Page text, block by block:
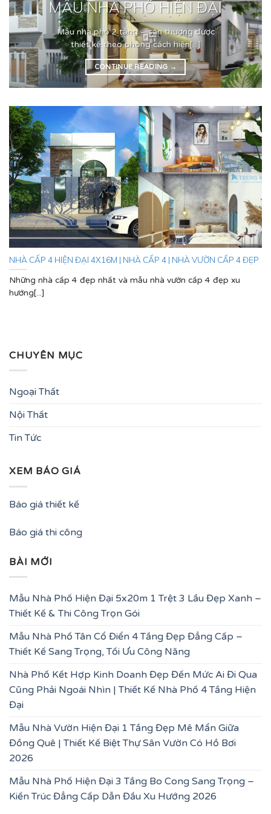
MẪU NHÀ PHỐ HIỆN ĐẠI
Mẫu nhà phố 2 tầng – sân thượng được
thiết kế theo phong cách hiện[...]
CONTINUE READING →
NHÀ CẤP 4 HIỆN ĐẠI 4X16M | NHÀ CẤP 4 | NHÀ VƯỜN CẤP 4 ĐẸP
Những nhà cấp 4 đẹp nhất và mẫu nhà vườn cấp 4 đẹp xu
hướng[...]
CHUYÊN MỤC
Ngoại Thất
Nội Thất
Tin Tức
XEM BÁO GIÁ
Báo giá thiết kế
Báo giá thi công
BÀI MỚI
Mẫu Nhà Phố Hiện Đại 5x20m 1 Trệt 3 Lầu Đẹp Xanh –
Thiết Kế & Thi Công Trọn Gói
Mẫu Nhà Phố Tân Cổ Điển 4 Tầng Đẹp Đẳng Cấp –
Thiết Kế Sang Trọng, Tối Ưu Công Năng
Nhà Phố Kết Hợp Kinh Doanh Đẹp Đến Mức Ai Đi Qua
Cũng Phải Ngoái Nhìn | Thiết Kế Nhà Phố 4 Tầng Hiện
Đại
Mẫu Nhà Vườn Hiện Đại 1 Tầng Đẹp Mê Mẩn Giữa
Đồng Quê | Thiết Kế Biệt Thự Sân Vườn Có Hồ Bơi
2026
Mẫu Nhà Phố Hiện Đại 3 Tầng Bo Cong Sang Trọng –
Kiến Trúc Đẳng Cấp Dẫn Đầu Xu Hướng 2026